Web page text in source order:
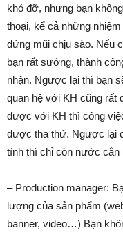
khó đỡ, nhưng bạn
thoại, kể cả những
đứng mũi chịu sào. Nếu
bạn rất sướng, thành
nhận. Ngược lại thì bạn
quan hệ với KH cũng rất
được với KH thì công
được tha thứ. Ngược lại
tính thì chỉ còn nước cắn
– Production manager:
lượng của sản phẩm
banner, video…) Bạn